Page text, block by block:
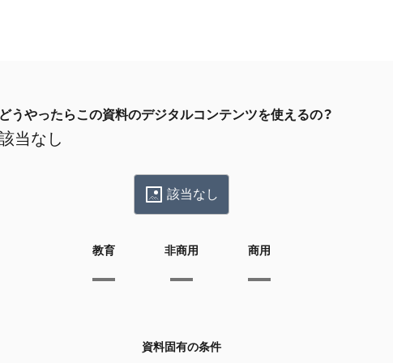
どうやったらこの資料のデジタルコンテンツを使えるの？
当なし
該当なし
教育 非商用 商用
資料固有の条件